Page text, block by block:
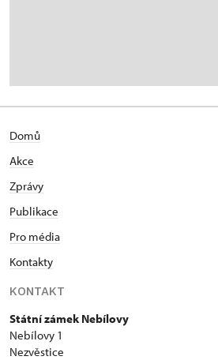
Domů
Akce
Zprávy
Publikace
Pro média
Kontakty
KONTAKT
Státní zámek Nebílovy
Nebílovy 1
Nezvěstice